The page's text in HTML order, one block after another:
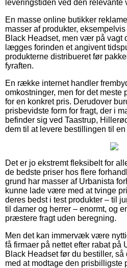
leveringstiden ved den relevante
En masse online butikker
masser af produkter,
Black Headset, men vær på vagt
lægges forinden et angivent
produkterne distribueret før
fyraften.
En række internet handler
omkostninger, men for det
for en konkret pris. Derudover
prisbevidste form for fragt, der i
befinder sig ved Taastrup,
dem til at levere bestillingen til
Det er jo ekstremt fleksibelt for
de bedste priser hos flere
grund har masser af Urbanista
kunne lade være med at tvinge
deres bedst i test produkter – til
til damer og herrer – enormt, og
præstere fragt uden beregning.
Men det kan immervæk være
få firmaer på nettet efter rabat på
Black Headset før du bestiller,
med at modtage den prisbilligste